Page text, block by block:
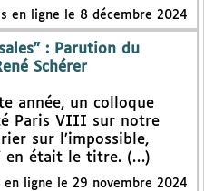
en ligne le 8 décembre 2024
: Parution du
Schérer
année, un colloque
Paris VIII sur notre
sur l’impossible,
en était le titre. (…)
ligne le 29 novembre 2024